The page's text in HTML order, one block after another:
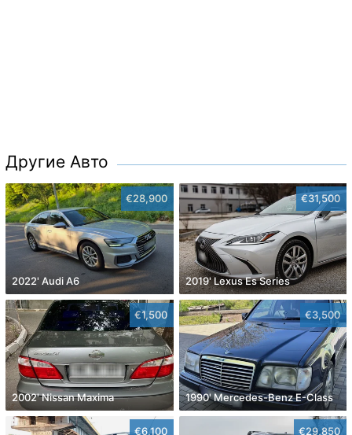
Другие Авто
€28,900
2022' Audi A6
€31,500
2019' Lexus Es Series
€1,500
2002' Nissan Maxima
€3,500
1990' Mercedes-Benz E-Class
€6,100 €29,850